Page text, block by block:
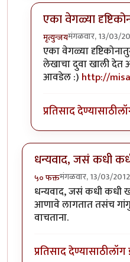
एका वेगळ्या
मृत्युन्जयमंगळवार, 13/03/
In reply toमस्त लेख
एका वेगळ्या
लेखाचा दुवा खाली
आवडेल :) http://
प्रतिसाद देण्यासाठी
धन्यवाद, जसं कधी
५० फक्तमंगळवार, 13/03/
धन्यवाद, जसं कधी कधी
आणावे लागतात तसंच
वाचताना.
प्रतिसाद देण्यासाठीलॉग